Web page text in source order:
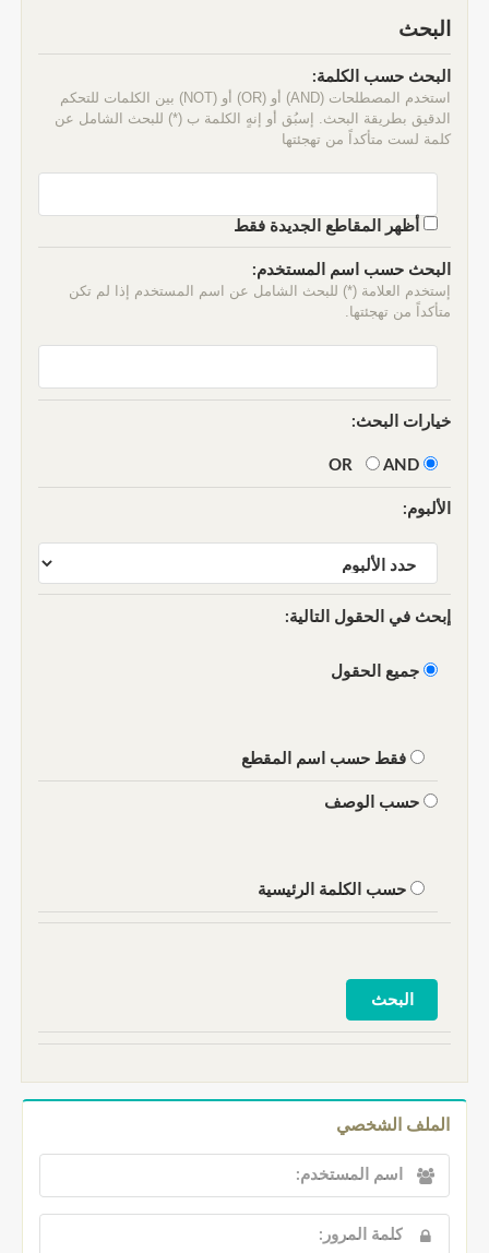
البحث
البحث حسب الكلمة:
استخدم المصطلحات (AND) أو (OR) أو (NOT) بين الكلمات للتحكم
الدقيق بطريقة البحث. إسبُق أو إنهٍ الكلمة ب (*) للبحث الشامل عن
كلمة لست متأكداً من تهجئتها
أظهر المقاطع الجديدة فقط
البحث حسب اسم المستخدم:
إستخدم العلامة (*) للبحث الشامل عن اسم المستخدم إذا لم تكن
متأكداً من تهجئتها.
خيارات البحث:
AND
الألبوم:
إبحث في الحقول التالية:
جميع الحقول
فقط حسب اسم المقطع
حسب الوصف
حسب الكلمة الرئيسية
الملف الشخصي